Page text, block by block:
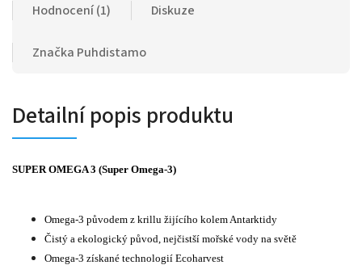
Hodnocení (1) Diskuze
Značka Puhdistamo
Detailní popis produktu
SUPER OMEGA 3 (Super Omega-3)
Omega-3 původem z krillu žijícího kolem Antarktidy
Čistý a ekologický původ, nejčistší mořské vody na světě
Omega-3 získané technologií Ecoharvest